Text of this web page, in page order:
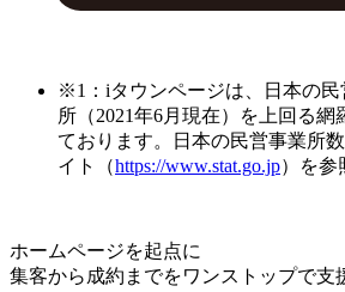
※1：iタウンページは、日本の民
所（2021年6月現在）を上回る網
ております。日本の民営事業所
イト（https://www.stat.go.jp）を参
ホームページを起点に
集客から成約までをワンストップで支